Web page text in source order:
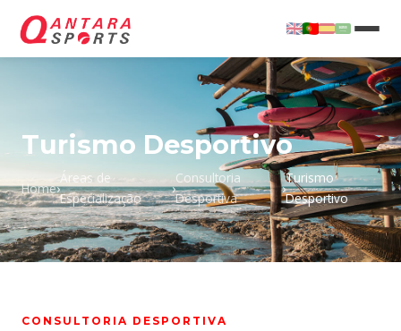
Turismo Desportivo
Home›
Áreas de
Especialização
›
Consultoria
Desportiva
›
Turismo
Desportivo
CONSULTORIA DESPORTIVA